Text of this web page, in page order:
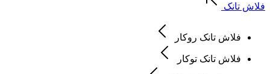
فلاش تانک
فلاش تانک روکار
فلاش تانک توکار